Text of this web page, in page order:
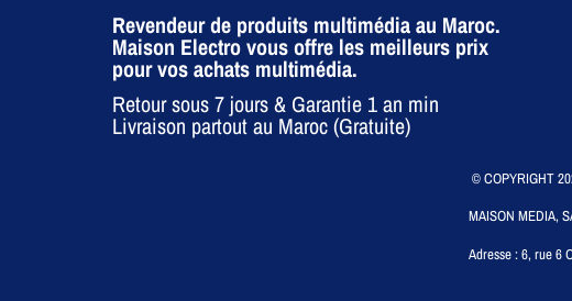
Revendeur de produits multimédia au Maroc.
Maison Electro vous offre les meilleurs prix
pour vos achats multimédia.
Retour sous 7 jours & Garantie 1 an min
Livraison partout au Maroc (Gratuite)
© COPYRIGHT
MAISON MEDIA,
Adresse :6, rue 6